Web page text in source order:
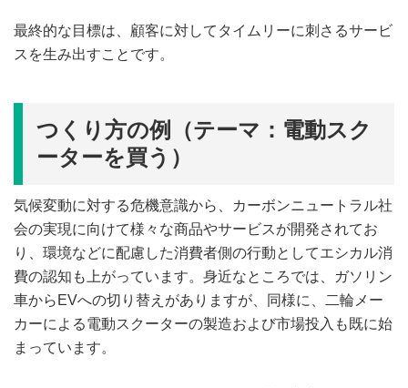
最終的な目標は、顧客に対してタイムリーに刺さるサービ
スを生み出すことです。
つくり方の例（テーマ：電動スク
ーターを買う）
気候変動に対する危機意識から、カーボンニュートラル社
会の実現に向けて様々な商品やサービスが開発されてお
り、環境などに配慮した消費者側の行動としてエシカル消
費の認知も上がっています。身近なところでは、ガソリン
車からEVへの切り替えがありますが、同様に、二輪メー
カーによる電動スクーターの製造および市場投入も既に始
まっています。